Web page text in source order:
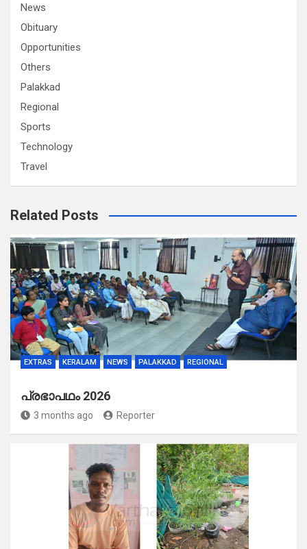
News
Obituary
Opportunities
Others
Palakkad
Regional
Sports
Technology
Travel
Related Posts
EXTRAS KERALAM NEWS PALAKKAD REGIONAL
പ്രഭാപഥം 2026
3 months ago Reporter